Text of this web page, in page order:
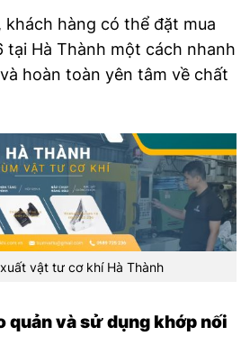
khách hàng có thể đặt mua
tại Hà Thành một cách nhanh
hoàn toàn yên tâm về chất
vật tư cơ khí Hà Thành
quản và sử dụng khớp nối